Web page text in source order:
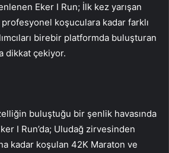
Eker I Run; İlk kez yarışan
koşuculara kadar farklı
birebir platformda buluşturan
dikkat çekiyor.
buluştuğu bir şenlik havasında
I Run’da; Uludağ zirvesinden
kadar koşulan 42K Maraton ve